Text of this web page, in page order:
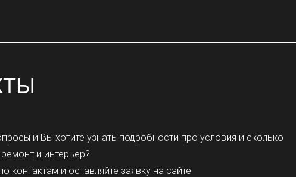
и Вы хотите узнать подробности про условия и сколько
и интерьер?
контактам и оставляйте заявку на сайте: